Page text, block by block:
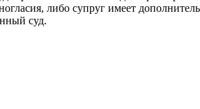
либо супруг имеет
суд.